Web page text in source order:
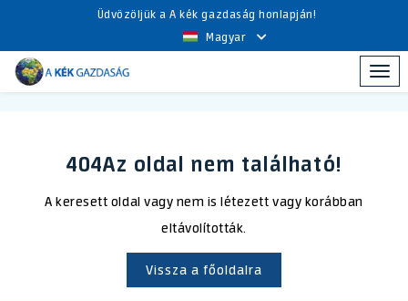
Üdvözöljük a A kék gazdaság honlapján!
Magyar
404Az oldal nem található!
A keresett oldal vagy nem is létezett vagy korábban
eltávolították.
Vissza a főoldalra